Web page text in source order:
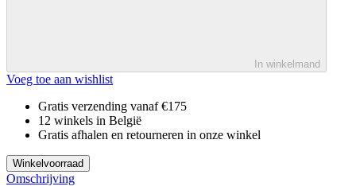
In winkelmand
Voeg toe aan wishlist
Gratis verzending vanaf €175
12 winkels in België
Gratis afhalen en retourneren in onze winkel
Winkelvoorraad
Omschrijving